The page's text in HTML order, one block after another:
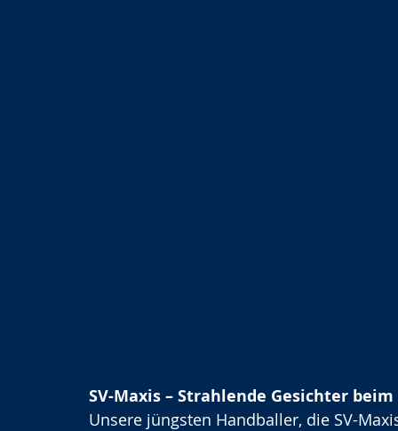
SV-Maxis – Strahlende Gesichter
Unsere jüngsten Handballer, die SV-